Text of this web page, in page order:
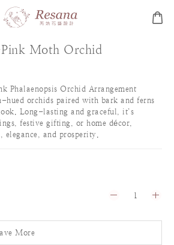
Pink Moth Orchid
Phalaenopsis Orchid Arrangement
hued orchids paired with bark and ferns
Long-lasting and graceful, it’s
festive gifting, or home décor,
elegance, and prosperity.
More